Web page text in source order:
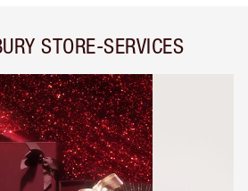
STORE-SERVICES